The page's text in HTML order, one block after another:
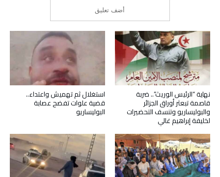
استغلال ثم تهميش واعتداء..
قضية علوات تفضح عصابة
البوليساريو
نهاية “الرئيس الوريث”.. ضربة
قاصمة تبعثر أوراق الجزائر
والبوليساريو وتنسف التحضيرات
لخليفة إبراهيم غالي